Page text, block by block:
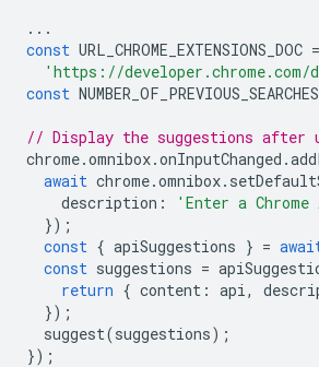
...
const URL_CHROME_EXTENSIONS_DOC =
'https://
const NUMBER_OF_PREVIOUS_SEARCHES
// Display the suggestions after
chrome.omnibox.onInputChanged .
await chrome.omnibox.
description :
'Enter a
});
const { apiSuggestions } =
const suggestions =
return { content : api,
});
suggest(suggestions);
});